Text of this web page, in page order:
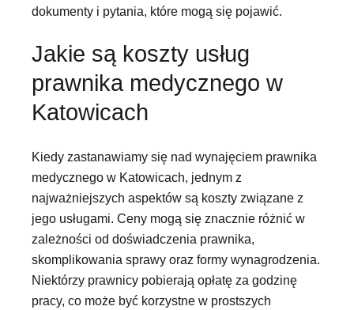
dokumenty i pytania, które mogą się pojawić.
Jakie są koszty usług
prawnika medycznego w
Katowicach
Kiedy zastanawiamy się nad wynajęciem prawnika
medycznego w Katowicach, jednym z
najważniejszych aspektów są koszty związane z
jego usługami. Ceny mogą się znacznie różnić w
zależności od doświadczenia prawnika,
skomplikowania sprawy oraz formy wynagrodzenia.
Niektórzy prawnicy pobierają opłatę za godzinę
pracy, co może być korzystne w prostszych